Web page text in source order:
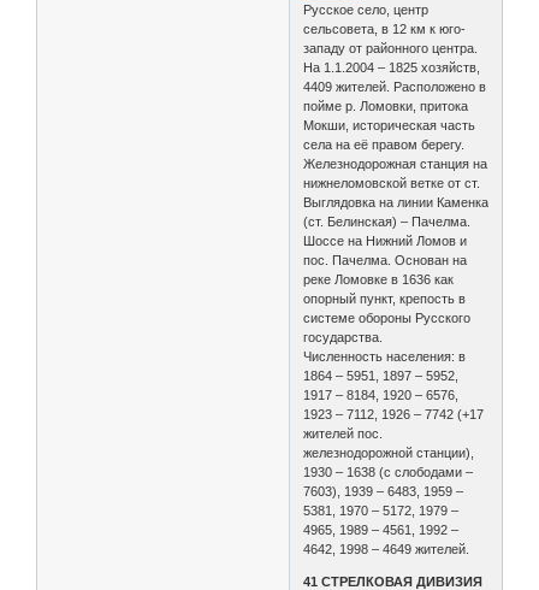
Русское село, центр
сельсовета, в 12 км к юго-
западу от районного центра.
На 1.1.2004 – 1825 хозяйств,
4409 жителей. Расположено в
пойме р. Ломовки, притока
Мокши, историческая часть
села на её правом берегу.
Железнодорожная станция на
нижнеломовской ветке от ст.
Выглядовка на линии Каменка
(ст. Белинская) – Пачелма.
Шоссе на Нижний Ломов и
пос. Пачелма. Основан на
реке Ломовке в 1636 как
опорный пункт, крепость в
системе обороны Русского
государства.
Численность населения: в
1864 – 5951, 1897 – 5952,
1917 – 8184, 1920 – 6576,
1923 – 7112, 1926 – 7742 (+17
жителей пос.
железнодорожной станции),
1930 – 1638 (с слободами –
7603), 1939 – 6483, 1959 –
5381, 1970 – 5172, 1979 –
4965, 1989 – 4561, 1992 –
4642, 1998 – 4649 жителей.
41 СТРЕЛКОВАЯ ДИВИЗИЯ